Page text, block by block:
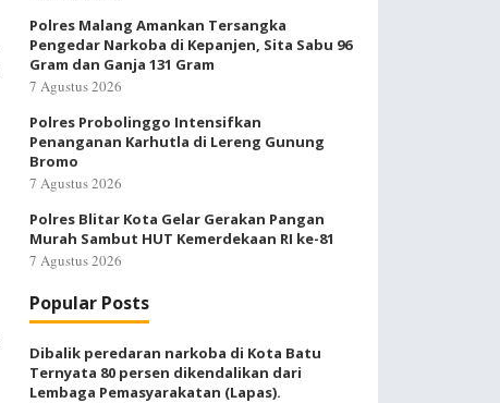
Polres Malang Amankan Tersangka
Pengedar Narkoba di Kepanjen, Sita Sabu 96
Gram dan Ganja 131 Gram
7 Agustus 2026
Polres Probolinggo Intensifkan
Penanganan Karhutla di Lereng Gunung
Bromo
7 Agustus 2026
Polres Blitar Kota Gelar Gerakan Pangan
Murah Sambut HUT Kemerdekaan RI ke-81
7 Agustus 2026
Popular Posts
Dibalik peredaran narkoba di Kota Batu
Ternyata 80 persen dikendalikan dari
Lembaga Pemasyarakatan (Lapas).